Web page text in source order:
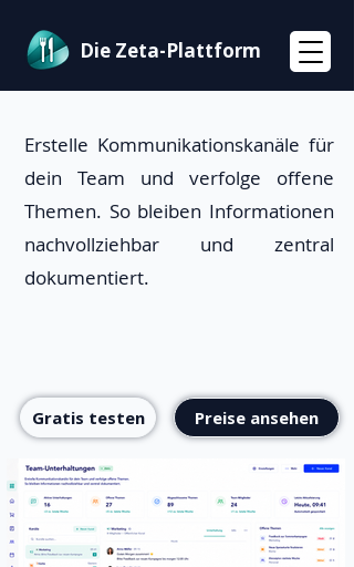
Die Zeta-Plattform
Erstelle Kommunikationskanäle für
dein Team und verfolge offene
Themen. So bleiben Informationen
nachvollziehbar und zentral
dokumentiert.
Gratis testen Preise ansehen